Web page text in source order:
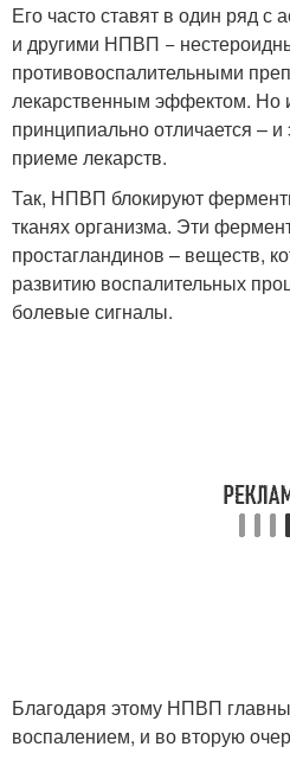
Его часто ставят в один ряд
и другими НПВП −
противовоспалительными
лекарственным эффектом. Но
принципиально отличается –
приеме лекарств.
Так, НПВП блокируют
тканях организма. Эти
простагландинов – веществ,
развитию воспалительных
болевые сигналы.
Благодаря этому НПВП
воспалением, и во вторую